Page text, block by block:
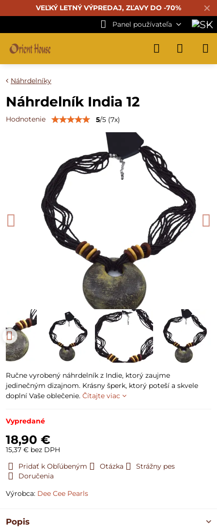
✕
VEĽKÝ LETNÝ VÝPREDAJ, ZĽAVY DO -70%
Panel používateľa
Náhrdelníky
Náhrdelník India 12
Hodnotenie 5/5 (7x)
Ručne vyrobený náhrdelník z Indie, ktorý zaujme
jedinečným dizajnom. Krásny šperk, ktorý poteší a skvele
doplní Vaše oblečenie. Čítajte viac
Vypredané
18,90 €
15,37 € bez DPH
Pridať k Obľúbeným
Otázka
Strážny pes
Doručenia
Výrobca: Dee Cee Pearls
Popis